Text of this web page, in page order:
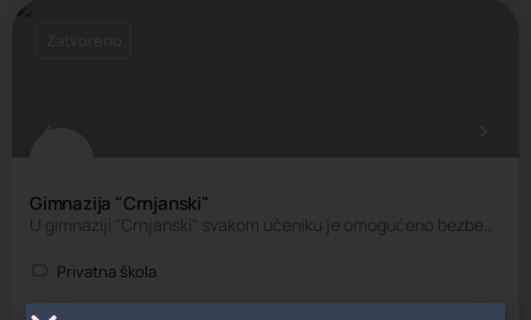
Gimnazija "Crnjanski"
U gimnaziji "Crnjanski" svakom učeniku je omogućeno bezbedno školovanje uz podsticaje i poštovanje…
Privatna škola